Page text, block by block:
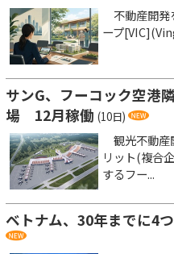
不動産開発
ープ
サンG、フーコック空港
場 12月稼働 (10日)
観光不動産
リット(複合
するフー...
ベトナム、30年までに4